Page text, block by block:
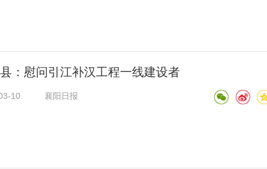
：慰问引江补汉工程一线建设者
10 襄阳日报